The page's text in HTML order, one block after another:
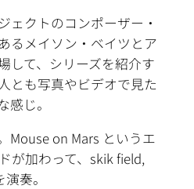
ェクトのコンポーザー・
るメイソン・ベイツとア
して、シリーズを紹介す
とも写真やビデオで見た
感じ。
Mouse on Mars というエ
が加わって、skik field,
奏。